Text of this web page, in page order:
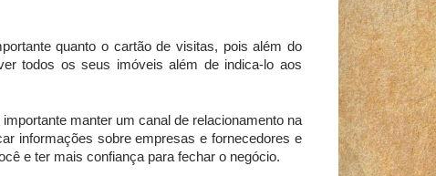
quanto o cartão de visitas, pois além do
todos os seus imóveis além de indica-lo aos
manter um canal de relacionamento na
informações sobre empresas e fornecedores e
e ter mais confiança para fechar o negócio.